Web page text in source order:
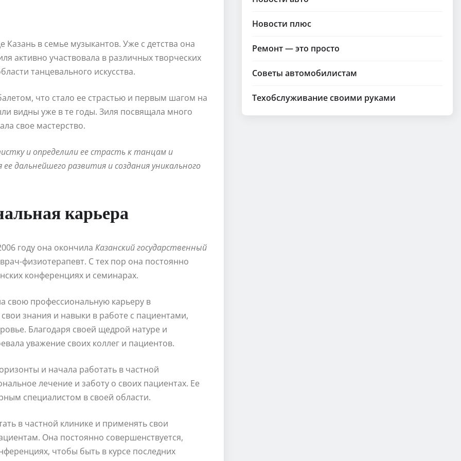
Казань в семье музыкантов. Уже с детства она
активно участвовала в различных творческих
танцевального искусства.
что стало ее страстью и первым шагом на
видны уже в те годы. Зиля посвящала много
свое мастерство.
и определили ее страсть к танцам и
дальнейшего развития и создания уникального
карьера
году она окончила Казанский государственный
физиотерапевт. С тех пор она постоянно
конференциях и семинарах.
свою профессиональную карьеру в
знания и навыки в работе с пациентами,
Благодаря своей щедрой натуре и
уважение своих коллег и пациентов.
и начала работать в частной
лечение и заботу о своих пациентах. Ее
специалистом в своей области.
в частной клинике и применять свои
Она постоянно совершенствуется,
чтобы быть в курсе последних
Новости плюс
Ремонт — это просто
Советы автомобилистам
Техобслуживание своими руками